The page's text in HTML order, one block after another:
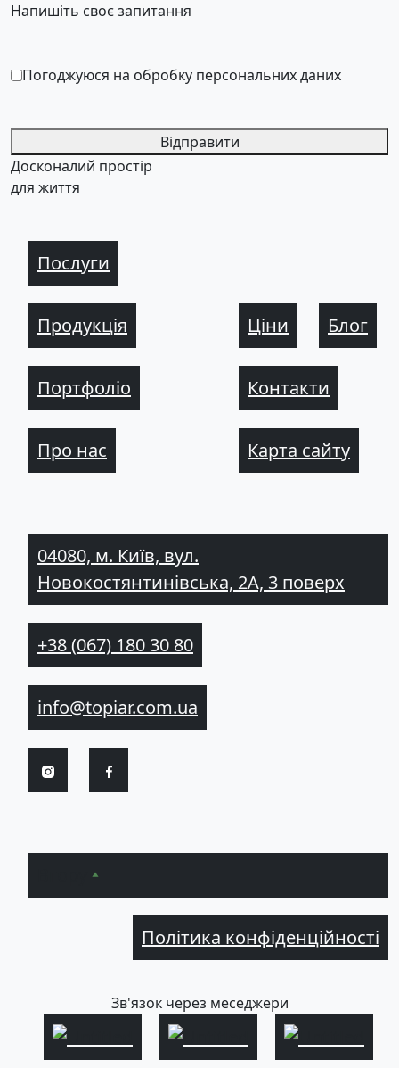
Напишіть своє запитання
Погоджуюся на обробку персональних даних
Відправити
Досконалий простір
для життя
Послуги
Продукція
Портфоліо
Про нас
Ціни Блог
Контакти
Карта сайту
04080, м. Київ, вул.
Новокостянтинівська, 2А, 3 поверх
+38 (067) 180 30 80
info@topiar.com.ua
Політика конфіденційності
Зв'язок через меседжери